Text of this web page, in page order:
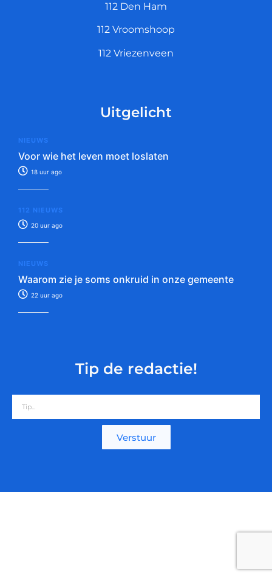
112 Den Ham
112 Vroomshoop
112 Vriezenveen
Uitgelicht
NIEUWS
Voor wie het leven moet loslaten
18 uur ago
112 NIEUWS
20 uur ago
NIEUWS
Waarom zie je soms onkruid in onze gemeente
22 uur ago
Tip de redactie!
Verstuur